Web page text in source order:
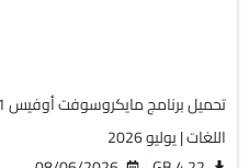
اللغات | يوليو 2026